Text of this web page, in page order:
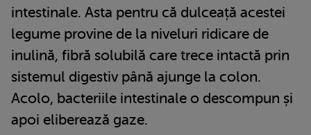
intestinale. Asta pentru că dulceață acestei
legume provine de la niveluri ridicare de
inulină, fibră solubilă care trece intactă prin
sistemul digestiv până ajunge la colon.
Acolo, bacteriile intestinale o descompun și
apoi eliberează gaze.